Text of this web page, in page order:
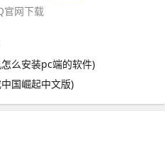
官网下载
么安装pc端的软件)
国崛起中文版)